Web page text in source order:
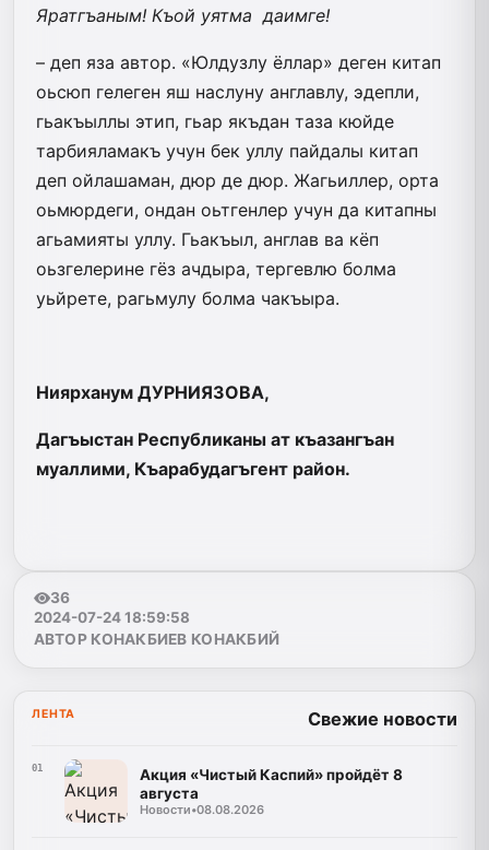
Яратгъаным! Къой уятма даимге!
– деп яза автор. «Юлдузлу ёллар» деген китап
оьсюп гелеген яш наслуну англавлу, эдепли,
гьакъыллы этип, гьар якъдан таза кюйде
тарбияламакъ учун бек уллу пайдалы китап
деп ойлашаман, дюр де дюр. Жагьиллер, орта
оьмюрдеги, ондан оьтгенлер учун да китапны
агьамияты уллу. Гьакъыл, англав ва кёп
оьзгелерине гёз ачдыра, тергевлю болма
уьйрете, рагьмулу болма чакъыра.
Ниярханум ДУРНИЯЗОВА,
Дагъыстан Республиканы ат къазангъан
муаллими, Къарабудагъгент район.
36
2024-07-24 18:59:58
АВТОР КОНАКБИЕВ КОНАКБИЙ
ЛЕНТА Свежие новости
01
Акция «Чистый Каспий» пройдёт 8
августа
Новости•08.08.2026